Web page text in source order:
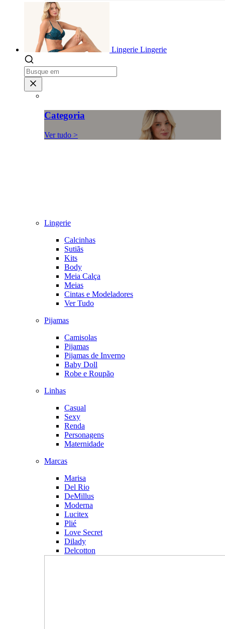
Lingerie Lingerie
Categoria
Ver tudo >
Lingerie
Calcinhas
Sutiãs
Kits
Body
Meia Calça
Meias
Cintas e Modeladores
Ver Tudo
Pijamas
Camisolas
Pijamas
Pijamas de Inverno
Baby Doll
Robe e Roupão
Linhas
Casual
Sexy
Renda
Personagens
Maternidade
Marcas
Marisa
Del Rio
DeMillus
Moderna
Lucitex
Plié
Love Secret
Dilady
Delcotton